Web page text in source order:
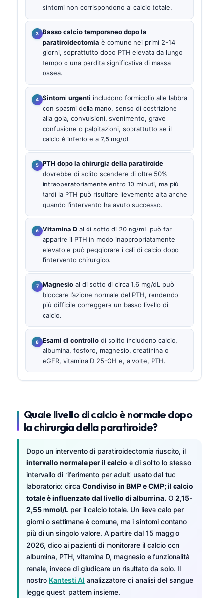
sintomi non corrispondono al calcio totale.
Basso calcio temporaneo dopo la
paratiroidectomia è comune nei primi 2-14
giorni, soprattutto dopo PTH elevata da lungo
tempo o una perdita significativa di massa
ossea.
Sintomi urgenti includono formicolio alle labbra
con spasmi della mano, senso di costrizione
alla gola, convulsioni, svenimento, grave
confusione o palpitazioni, soprattutto se il
calcio è inferiore a 7,5 mg/dL.
PTH dopo la chirurgia della paratiroide
dovrebbe di solito scendere di oltre 50%
intraoperatoriamente entro 10 minuti, ma più
tardi la PTH può risultare lievemente alta anche
quando l’intervento ha avuto successo.
Vitamina D al di sotto di 20 ng/mL può far
apparire il PTH in modo inappropriatamente
elevato e può peggiorare i cali di calcio dopo
l’intervento chirurgico.
Magnesio al di sotto di circa 1,6 mg/dL può
bloccare l’azione normale del PTH, rendendo
più difficile correggere un basso livello di
calcio.
Esami di controllo di solito includono calcio,
albumina, fosforo, magnesio, creatinina o
eGFR, vitamina D 25-OH e, a volte, PTH.
Quale livello di calcio è normale dopo
la chirurgia della paratiroide?
Dopo un intervento di paratiroidectomia riuscito, il
intervallo normale per il calcio è di solito lo stesso
intervallo di riferimento per adulti usato dal tuo
laboratorio: circa Condiviso in BMP e CMP; il calcio
totale è influenzato dal livello di albumina. O 2,15-
2,55 mmol/L per il calcio totale. Un lieve calo per
giorni o settimane è comune, ma i sintomi contano
più di un singolo valore. A partire dal 15 maggio
2026, dico ai pazienti di monitorare il calcio con
albumina, PTH, vitamina D, magnesio e funzionalità
renale, invece di giudicare un risultato da solo. Il
nostro Kantesti AI analizzatore di analisi del sangue
legge questi pattern insieme.